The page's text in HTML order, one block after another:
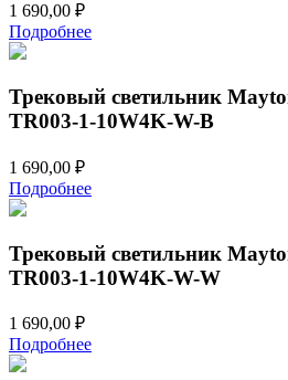
1 690,00 ₽
Подробнее
Трековый светильник
TR003-1-10W4K-W-B
1 690,00 ₽
Подробнее
Трековый светильник
TR003-1-10W4K-W-W
1 690,00 ₽
Подробнее